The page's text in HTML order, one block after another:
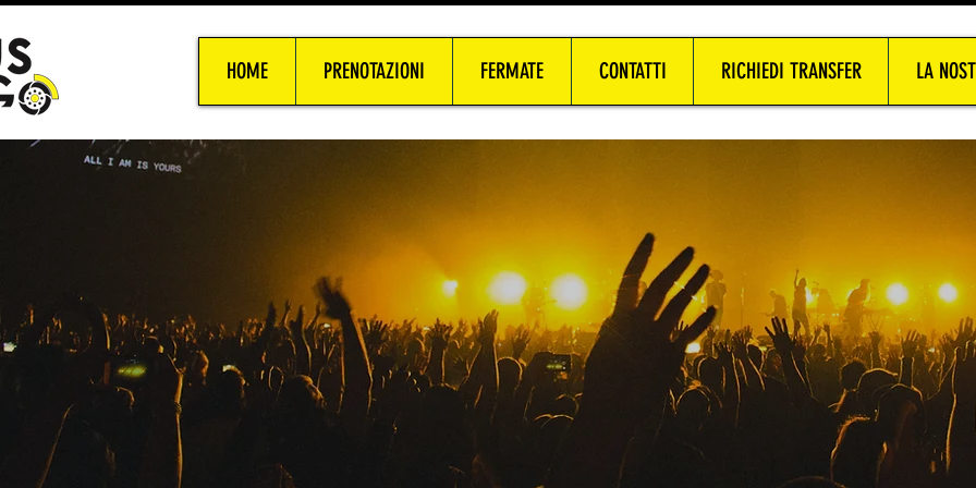
HOME PRENOTAZIONI FERMATE CONTATTI RICHIEDI TRANSFER LA